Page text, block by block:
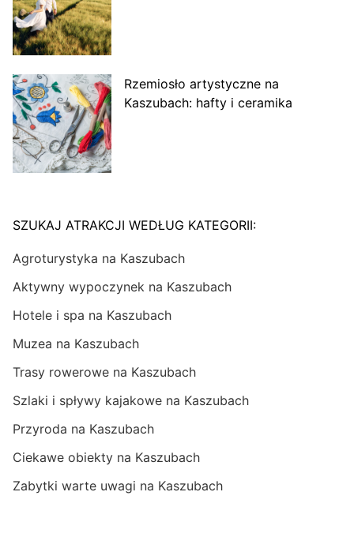
Rzemiosło artystyczne na
Kaszubach: hafty i ceramika
SZUKAJ ATRAKCJI WEDŁUG KATEGORII:
Agroturystyka na Kaszubach
Aktywny wypoczynek na Kaszubach
Hotele i spa na Kaszubach
Muzea na Kaszubach
Trasy rowerowe na Kaszubach
Szlaki i spływy kajakowe na Kaszubach
Przyroda na Kaszubach
Ciekawe obiekty na Kaszubach
Zabytki warte uwagi na Kaszubach